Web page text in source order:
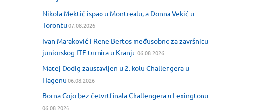
Nikola Mektić ispao u Montrealu, a Donna Vekić u
Torontu 07.08.2026
Ivan Maraković i Rene Bertos međusobno za završnicu
juniorskog ITF turnira u Kranju 06.08.2026
Matej Dodig zaustavljen u 2. kolu Challengera u
Hagenu 06.08.2026
Borna Gojo bez četvrtfinala Challengera u Lexingtonu
06.08.2026